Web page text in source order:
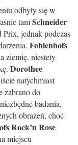
odbyły się w
tamSchneider
jednak podczas
Fohlenhofs
ziemię, niestety
Dorothee
natychmiast
zabrano do
badania.
obrażeń, choć
Rock’n Rose
miejscu